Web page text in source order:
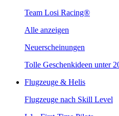
Team Losi Racing®
Alle anzeigen
Neuerscheinungen
Tolle Geschenkideen unter
Flugzeuge & Helis
Flugzeuge nach Skill Level